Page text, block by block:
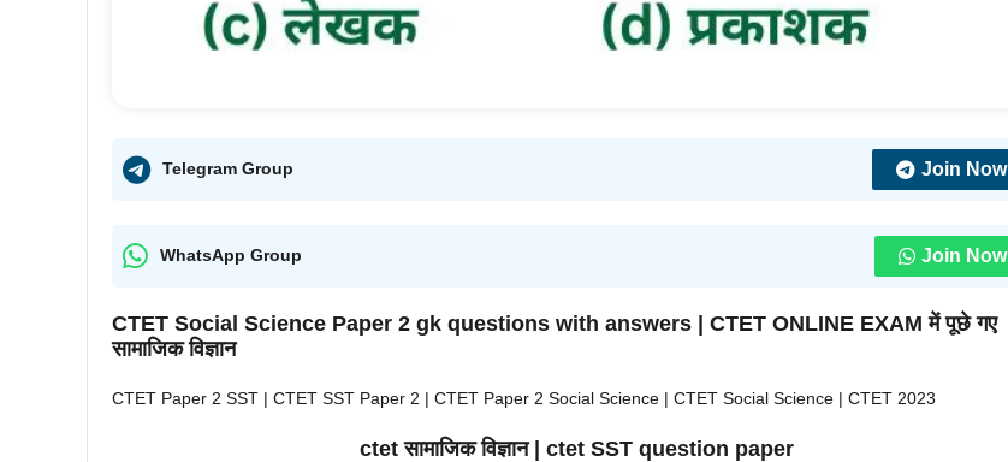
Telegram Group Join Now
WhatsApp Group Join Now
CTET Social Science Paper 2 gk questions with answers | CTET ONLINE EXAM में पूछे गए
सामाजिक विज्ञान
CTET Paper 2 SST | CTET SST Paper 2 | CTET Paper 2 Social Science | CTET Social Science | CTET 2023
ctet सामाजिक विज्ञान | ctet SST question paper